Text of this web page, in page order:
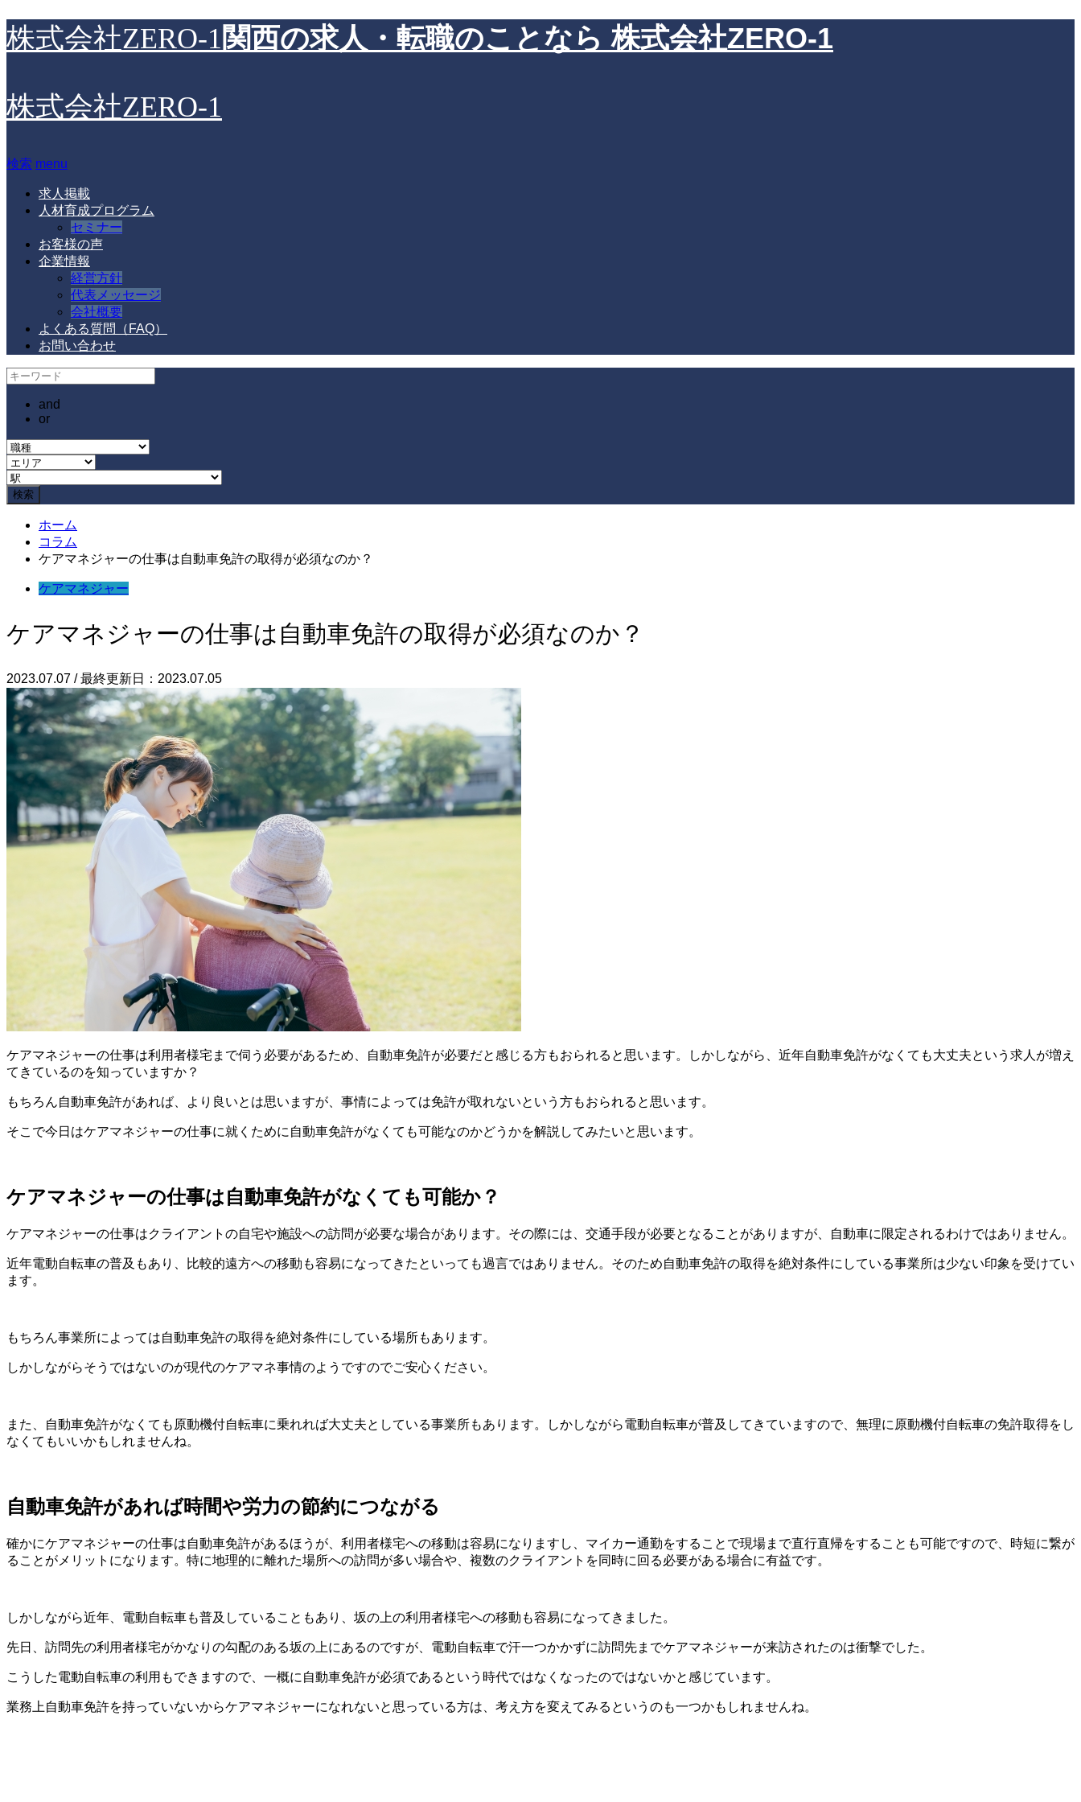
株式会社ZERO-1関西の求人・転職のことなら 株式会社ZERO-1
株式会社ZERO-1
検索 menu
求人掲載
人材育成プログラム
セミナー
お客様の声
企業情報
経営方針
代表メッセージ
会社概要
よくある質問（FAQ）
お問い合わせ
and
or
ホーム
コラム
ケアマネジャーの仕事は自動車免許の取得が必須なのか？
ケアマネジャー
ケアマネジャーの仕事は自動車免許の取得が必須なのか？
2023.07.07 / 最終更新日：2023.07.05
ケアマネジャーの仕事は利用者様宅まで伺う必要があるため、自動車免許が必要だと感じる方もおられると思います。しかしながら、近年自動車免許がなくても大丈夫という求人が増え
てきているのを知っていますか？
もちろん自動車免許があれば、より良いとは思いますが、事情によっては免許が取れないという方もおられると思います。
そこで今日はケアマネジャーの仕事に就くために自動車免許がなくても可能なのかどうかを解説してみたいと思います。
ケアマネジャーの仕事は自動車免許がなくても可能か？
ケアマネジャーの仕事はクライアントの自宅や施設への訪問が必要な場合があります。その際には、交通手段が必要となることがありますが、自動車に限定されるわけではありません。
近年電動自転車の普及もあり、比較的遠方への移動も容易になってきたといっても過言ではありません。そのため自動車免許の取得を絶対条件にしている事業所は少ない印象を受けてい
ます。
もちろん事業所によっては自動車免許の取得を絶対条件にしている場所もあります。
しかしながらそうではないのが現代のケアマネ事情のようですのでご安心ください。
また、自動車免許がなくても原動機付自転車に乗れれば大丈夫としている事業所もあります。しかしながら電動自転車が普及してきていますので、無理に原動機付自転車の免許取得をし
なくてもいいかもしれませんね。
自動車免許があれば時間や労力の節約につながる
確かにケアマネジャーの仕事は自動車免許があるほうが、利用者様宅への移動は容易になりますし、マイカー通勤をすることで現場まで直行直帰をすることも可能ですので、時短に繋が
ることがメリットになります。特に地理的に離れた場所への訪問が多い場合や、複数のクライアントを同時に回る必要がある場合に有益です。
しかしながら近年、電動自転車も普及していることもあり、坂の上の利用者様宅への移動も容易になってきました。
先日、訪問先の利用者様宅がかなりの勾配のある坂の上にあるのですが、電動自転車で汗一つかかずに訪問先までケアマネジャーが来訪されたのは衝撃でした。
こうした電動自転車の利用もできますので、一概に自動車免許が必須であるという時代ではなくなったのではないかと感じています。
業務上自動車免許を持っていないからケアマネジャーになれないと思っている方は、考え方を変えてみるというのも一つかもしれませんね。